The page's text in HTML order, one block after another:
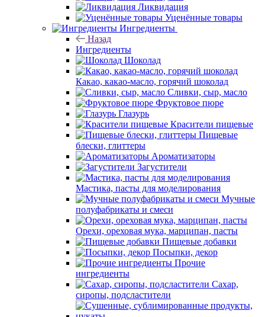
Ликвидация
Уценённые товары
Ингредиенты
Назад
Ингредиенты
Шоколад
Какао, какао-масло, горячий шоколад
Сливки, сыр, масло
Фруктовое пюре
Глазурь
Красители пищевые
Пищевые
блески, глиттеры
Ароматизаторы
Загустители
Мастика, пасты для моделирования
Мучные
полуфабрикаты и смеси
Орехи, ореховая мука, марципан, пасты
Пищевые добавки
Посыпки, декор
Прочие
ингредиенты
Сахар,
сиропы, подсластители